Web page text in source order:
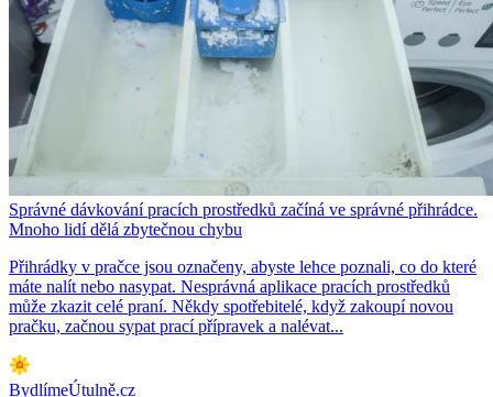
Správné dávkování pracích prostředků začíná ve správné přihrádce.
Mnoho lidí dělá zbytečnou chybu
Přihrádky v pračce jsou označeny, abyste lehce poznali, co do které
máte nalít nebo nasypat. Nesprávná aplikace pracích prostředků
může zkazit celé praní. Někdy spotřebitelé, když zakoupí novou
pračku, začnou sypat prací přípravek a nalévat...
BydlímeÚtulně.cz